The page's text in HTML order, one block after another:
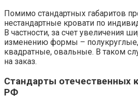
Помимо стандартных габаритов
нестандартные кровати по
В частности, за счет увеличения
изменению формы –
квадратные, овальные. В таком
на заказ.
Стандарты отечественных
РФ